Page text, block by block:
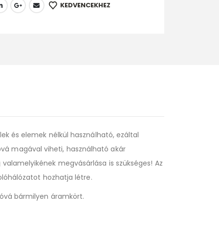
KEDVENCEKHEZ
és elemek nélkül használható, ezáltal
magával viheti, használható akár
megvásárlása is szükséges! Az
hozhatja létre.
bármilyen áramkört.